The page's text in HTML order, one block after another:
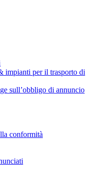
impianti per il trasporto di
sull’obbligo di annuncio
conformità